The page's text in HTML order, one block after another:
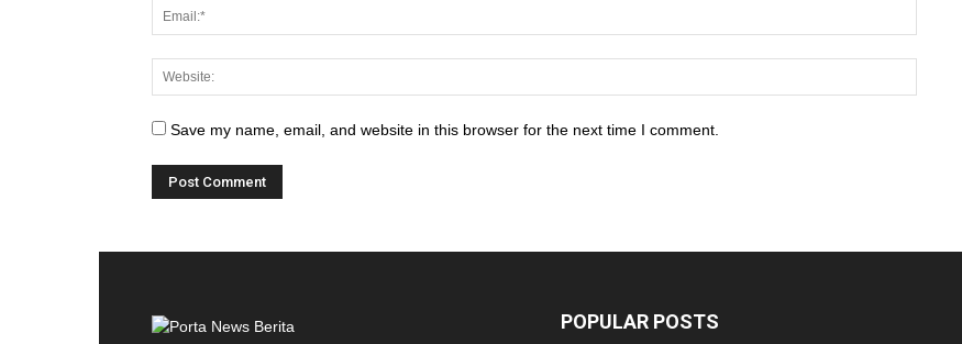
Save my name, email, and website in this browser for the next time I comment.
POPULAR POSTS